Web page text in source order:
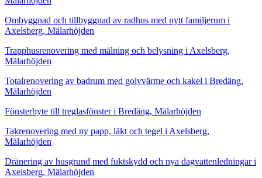
Ombyggnad och tillbyggnad av radhus med nytt familjerum i
Axelsberg, Mälarhöjden
Trapphusrenovering med målning och belysning i Axelsberg,
Mälarhöjden
Totalrenovering av badrum med golvvärme och kakel i Bredäng,
Mälarhöjden
Fönsterbyte till treglasfönster i Bredäng, Mälarhöjden
Takrenovering med ny papp, läkt och tegel i Axelsberg,
Mälarhöjden
Dränering av husgrund med fuktskydd och nya dagvattenledningar i
Axelsberg, Mälarhöjden